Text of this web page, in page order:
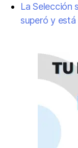
La Selección
superó y